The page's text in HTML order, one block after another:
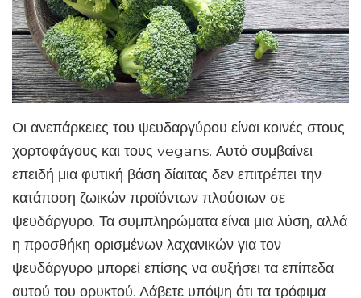
Οι ανεπάρκειες του ψευδαργύρου είναι κοινές στους
χορτοφάγους και τους vegans. Αυτό συμβαίνει
επειδή μια φυτική βάση δίαιτας δεν επιτρέπει την
κατάποση ζωικών προϊόντων πλούσιων σε
ψευδάργυρο. Τα συμπληρώματα είναι μια λύση, αλλά
η προσθήκη ορισμένων λαχανικών για τον
ψευδάργυρο μπορεί επίσης να αυξήσει τα επίπεδα
αυτού του ορυκτού. Λάβετε υπόψη ότι τα τρόφιμα